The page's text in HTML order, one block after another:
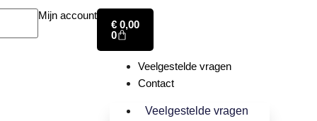
Mijn account
€ 0,00
0
Veelgestelde vragen
Contact
Veelgestelde vragen